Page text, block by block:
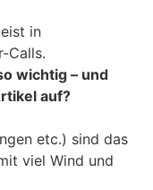
in
Calls.
wichtig – und
auf?
etc.) sind das
viel Wind und